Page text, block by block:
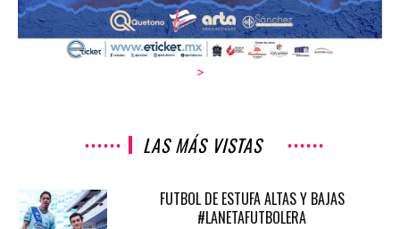
>
LAS MÁS VISTAS
FUTBOL DE ESTUFA ALTAS Y BAJAS
#LANETAFUTBOLERA